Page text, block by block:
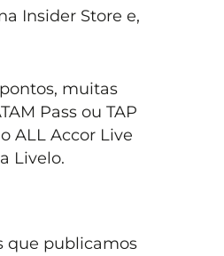
Insider Store e,
muitas
Pass ou TAP
ALL Accor Live
Livelo.
que publicamos